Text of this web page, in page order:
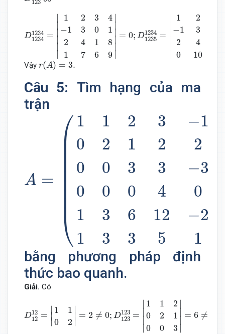
123
D1234
1234 =
∣
∣
∣
∣
∣
1 2 3
4
−1 3 0
1
2
4 1
8
1
7 6 9
∣
∣
∣
∣
∣
= 0; D1234
1235 =
∣
∣
∣
∣
∣
1 2
−1 3
2
4
0
10
1234 12 4− 3 0 0 D 1235
Vậy r(A) = 3.
r(A)= 3.
Câu 5: Tìm hạng của ma
trận
A =
⎛
⎜
⎜
⎜
⎜
⎜
⎜
⎜
⎜
⎝
1 1 2 3 −1
0
2 1 2
2
0
0 3 3 −3
0
0 0 4
0
1
3 6 12 −2
1
3 3 5 1
A=( 23 10 1 00 −3
bằng phương pháp định
thức bao quanh.
Giải. Có
D12
12 =
∣
∣
∣
1
1
0
2
∣
∣
∣
= 2 ≠ 0; D123
123 =
∣
∣
∣
∣
1 1
2
0
2
1
0
0 3
∣
∣
∣
∣
= 6 ≠
D12 12=